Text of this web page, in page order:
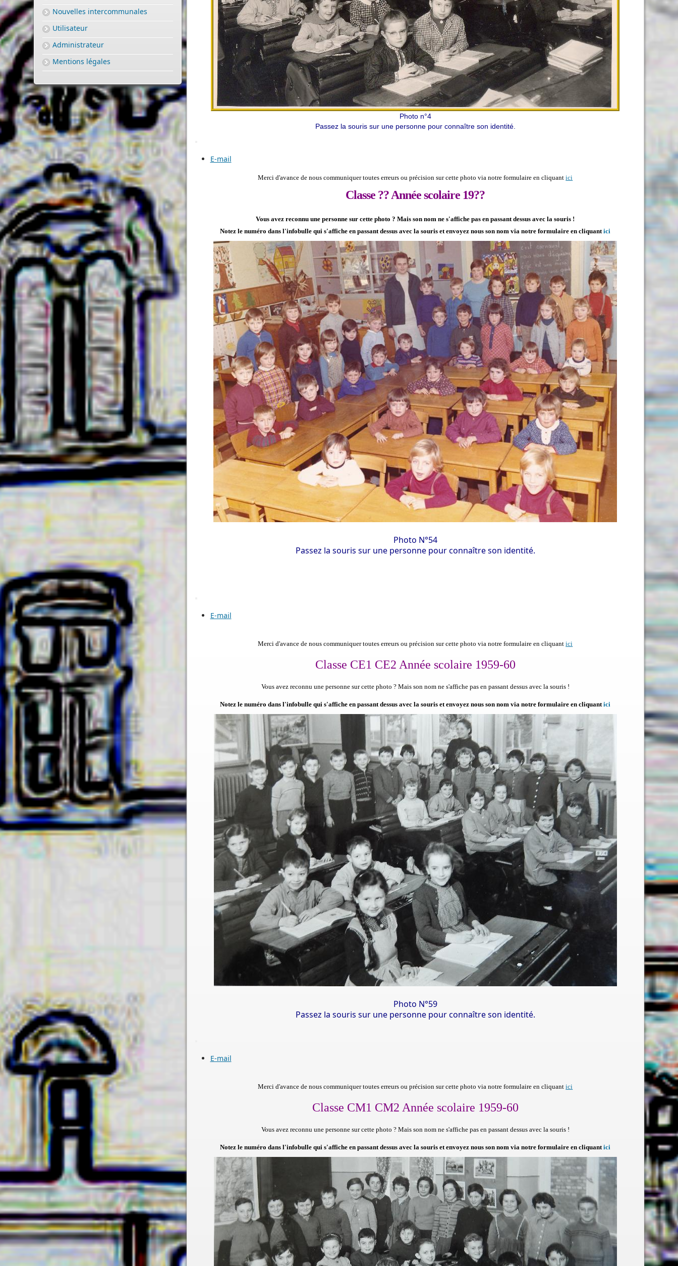
Nouvelles intercommunales
Utilisateur
Administrateur
Mentions légales
Photo n°4
Passez la souris sur une personne pour connaître son identité.
E-mail
Merci d'avance de nous communiquer toutes erreurs ou précision sur cette photo via notre formulaire en cliquantici
Classe ?? Année scolaire 19??
Vous avez reconnu une personne sur cette photo ? Mais son nom ne s'affiche pas en passant dessus avec la souris !
Notez le numéro dans l'infobulle qui s'affiche en passant dessus avec la souris et envoyez nous son nom via notre formulaire en cliquantici
Photo N°54
Passez la souris sur une personne pour connaître son identité.
E-mail
Merci d'avance de nous communiquer toutes erreurs ou précision sur cette photo via notre formulaire en cliquantici
Classe CE1 CE2 Année scolaire 1959-60
Vous avez reconnu une personne sur cette photo ?Mais son nom ne s'affiche pas en passant dessus avec la souris !
Notez le numéro dans l'infobulle qui s'affiche en passant dessus avec la souris et envoyez nous son nom via notre formulaire en cliquantici
Photo N°59
Passez la souris sur une personne pour connaître son identité.
E-mail
Merci d'avance de nous communiquer toutes erreurs ou précision sur cette photo via notre formulaire en cliquantici
Classe CM1 CM2 Année scolaire 1959-60
Vous avez reconnu une personne sur cette photo ?Mais son nom ne s'affiche pas en passant dessus avec la souris !
Notez le numéro dans l'infobulle qui s'affiche en passant dessus avec la souris et envoyez nous son nom via notre formulaire en cliquantici